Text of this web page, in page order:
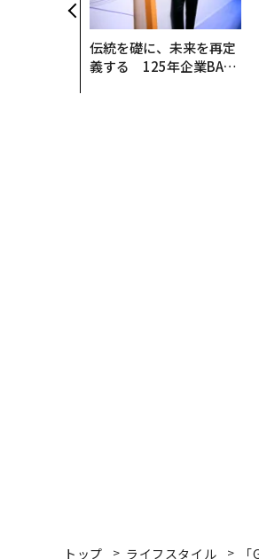
伝統を礎に、未来を再定
義する 125年企業BAT